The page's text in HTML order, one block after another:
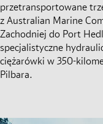
przetransportowane
z Australian Marine
Zachodniej do Port
specjalistyczne
ciężarówki w 350-
Pilbara.